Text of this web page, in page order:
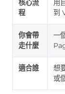
核心流
程
用
到
你會帶
走什麼
一
適合誰
想
或